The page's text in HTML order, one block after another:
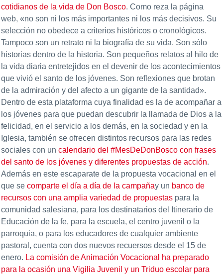
cotidianos de la vida de Don Bosco. Como reza la página
web, «no son ni los más importantes ni los más decisivos. Su
selección no obedece a criterios históricos o cronológicos.
Tampoco son un retrato ni la biografía de su vida. Son sólo
historias dentro de la historia. Son pequeños relatos al hilo de
la vida diaria entretejidos en el devenir de los acontecimientos
que vivió el santo de los jóvenes. Son reflexiones que brotan
de la admiración y del afecto a un gigante de la santidad».
Dentro de esta plataforma cuya finalidad es la de acompañar a
los jóvenes para que puedan descubrir la llamada de Dios a la
felicidad, en el servicio a los demás, en la sociedad y en la
Iglesia, también se ofrecen distintos recursos para las redes
sociales con uncalendario del #MesDeDonBosco con frases
del santo de los jóvenes y diferentes propuestas de acción.
Además en este escaparate de la propuesta vocacional en el
que secomparte el día a día de la campañay un banco de
recursos con una amplia variedad de propuestas para la
comunidad salesiana, para los destinatarios del Itinerario de
Educación de la fe, para la escuela, el centro juvenil o la
parroquia, o para los educadores de cualquier ambiente
pastoral, cuenta con dos nuevos recuersos desde el 15 de
enero. La comisión de Animación Vocacional ha preparado
para la ocasión una Vigilia Juvenil y un Triduo escolar para